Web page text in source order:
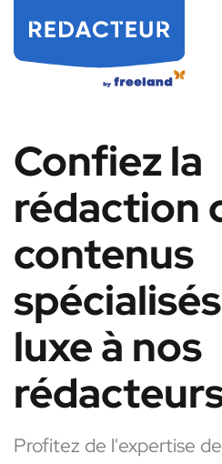
Confiez la
rédaction
contenus
luxe à nos
Profitez de l'expertise